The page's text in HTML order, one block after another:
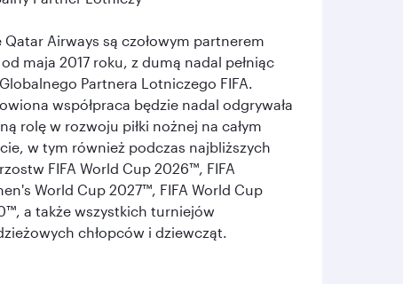
Qatar Airways są czołowym partnerem
od maja 2017 roku, z dumą nadal pełniąc
Partnera Lotniczego FIFA.
współpraca będzie nadal odgrywała
rolę w rozwoju piłki nożnej na całym
w tym również podczas najbliższych
FIFA World Cup 2026™, FIFA
World Cup 2027™, FIFA World Cup
a także wszystkich turniejów
chłopców i dziewcząt.